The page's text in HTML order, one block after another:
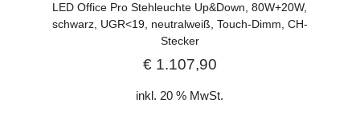
LED Office Pro Stehleuchte Up&Down, 80W+20W,
schwarz, UGR<19, neutralweiß, Touch-Dimm, CH-
Stecker
€1.107,90
inkl. 20 % MwSt.